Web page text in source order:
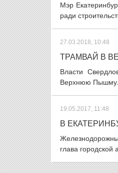
Мэр
ради
27.03.2018, 10:48
ТРАМВАЙ В
Власти
Верхнюю Пышму.
19.05.2017, 11:48
В
глава